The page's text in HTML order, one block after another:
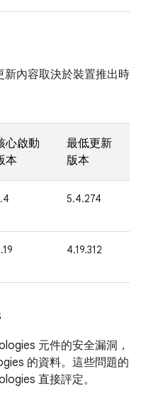
內容取決於裝置推出時
心啟動
本
最低更新
版本
5.4.274
4.19.312
元件的安全漏洞，
的資料。這些問題的
直接評定。